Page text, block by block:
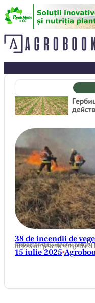
Sari
la
38 de incendii de
Inspectoratul General pentru Situații de Urgență (IGSU) al Ministerului Afacerilor Interne anunță că, în ultimele 24 de
15 iulie 2025•